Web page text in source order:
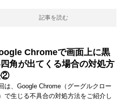
記事を読む
Chromeで画面上に黒
角が出てくる場合の対処方
②
は、Google Chrome（グーグルクロー
で生じる不具合の対処方法をご紹介し